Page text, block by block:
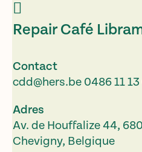
Repair Café
Contact
cdd@hers.be 0486 11
Adres
Av. de Houffalize 44,
Chevigny, Belgique